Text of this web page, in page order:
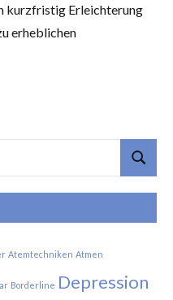
kurzfristig Erleichterung
erheblichen
Suchen
Atemtechniken Atmen
Borderline Depression